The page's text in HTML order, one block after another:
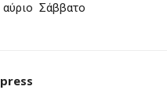
Σάββατο